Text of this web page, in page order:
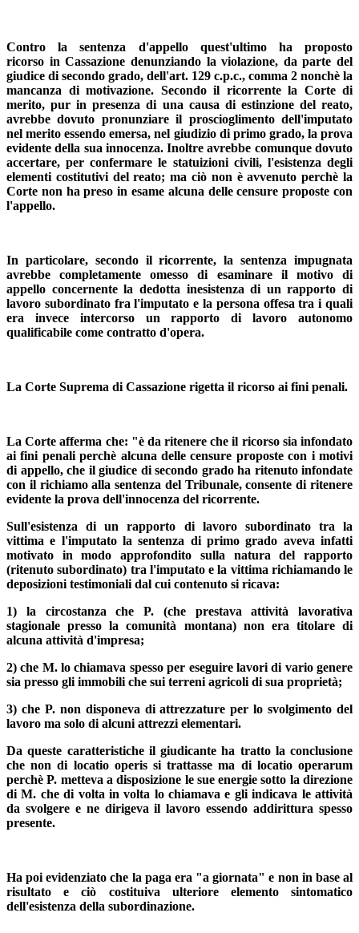
Contro la sentenza d'appello quest'ultimo ha proposto
ricorso in Cassazione denunziando la violazione, da parte del
giudice di secondo grado, dell'art. 129 c.p.c., comma 2 nonchè la
mancanza di motivazione. Secondo il ricorrente la Corte di
merito, pur in presenza di una causa di estinzione del reato,
avrebbe dovuto pronunziare il proscioglimento dell'imputato
nel merito essendo emersa, nel giudizio di primo grado, la prova
evidente della sua innocenza. Inoltre avrebbe comunque dovuto
accertare, per confermare le statuizioni civili, l'esistenza degli
elementi costitutivi del reato; ma ciò non è avvenuto perchè la
Corte non ha preso in esame alcuna delle censure proposte con
l'appello.
In particolare, secondo il ricorrente, la sentenza impugnata
avrebbe completamente omesso di esaminare il motivo di
appello concernente la dedotta inesistenza di un rapporto di
lavoro subordinato fra l'imputato e la persona offesa tra i quali
era invece intercorso un rapporto di lavoro autonomo
qualificabile come contratto d'opera.
La Corte Suprema di Cassazione rigetta il ricorso ai fini penali.
La Corte afferma che: "è da ritenere che il ricorso sia infondato
ai fini penali perchè alcuna delle censure proposte con i motivi
di appello, che il giudice di secondo grado ha ritenuto infondate
con il richiamo alla sentenza del Tribunale, consente di ritenere
evidente la prova dell'innocenza del ricorrente.
Sull'esistenza di un rapporto di lavoro subordinato tra la
vittima e l'imputato la sentenza di primo grado aveva infatti
motivato in modo approfondito sulla natura del rapporto
(ritenuto subordinato) tra l'imputato e la vittima richiamando le
deposizioni testimoniali dal cui contenuto si ricava:
1) la circostanza che P. (che prestava attività lavorativa
stagionale presso la comunità montana) non era titolare di
alcuna attività d'impresa;
2) che M. lo chiamava spesso per eseguire lavori di vario genere
sia presso gli immobili che sui terreni agricoli di sua proprietà;
3) che P. non disponeva di attrezzature per lo svolgimento del
lavoro ma solo di alcuni attrezzi elementari.
Da queste caratteristiche il giudicante ha tratto la conclusione
che non di locatio operis si trattasse ma di locatio operarum
perchè P. metteva a disposizione le sue energie sotto la direzione
di M. che di volta in volta lo chiamava e gli indicava le attività
da svolgere e ne dirigeva il lavoro essendo addirittura spesso
presente.
Ha poi evidenziato che la paga era "a giornata" e non in base al
risultato e ciò costituiva ulteriore elemento sintomatico
dell'esistenza della subordinazione.